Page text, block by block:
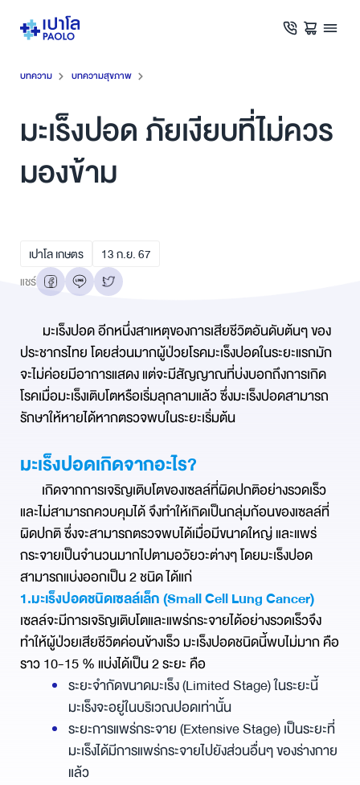
บทความ บทความสุขภาพ
มะเร็งปอด ภัยเงียบที่ไม่ควร
มองข้าม
เปาโล เกษตร 13ก.ย.67
แชร์
มะเร็งปอด อีกหนึ่งสาเหตุของการเสียชีวิตอันดับต้นๆ ของ
ประชากรไทย โดยส่วนมากผู้ป่วยโรคมะเร็งปอดในระยะแรกมัก
จะไม่ค่อยมีอาการแสดง แต่จะมีสัญญาณที่บ่งบอกถึงการเกิด
โรคเมื่อมะเร็งเติบโตหรือเริ่มลุกลามแล้ว ซึ่งมะเร็งปอดสามารถ
รักษาให้หายได้หากตรวจพบในระยะเริ่มต้น
มะเร็งปอดเกิดจากอะไร?
เกิดจากการเจริญเติบโตของเซลล์ที่ผิดปกติอย่างรวดเร็ว
และไม่สามารถควบคุมได้ จึงทำให้เกิดเป็นกลุ่มก้อนของเซลล์ที่
ผิดปกติ ซึ่งจะสามารถตรวจพบได้เมื่อมีขนาดใหญ่ และแพร่
กระจายเป็นจำนวนมากไปตามอวัยวะต่างๆโดยมะเร็งปอด
สามารถแบ่งออกเป็น 2 ชนิด ได้แก่
1.มะเร็งปอดชนิดเซลล์เล็ก (Small Cell Lung Cancer)
เซลล์จะมีการเจริญเติบโตและแพร่กระจายได้อย่างรวดเร็วจึง
ทำให้ผู้ป่วยเสียชีวิตค่อนข้างเร็ว มะเร็งปอดชนิดนี้พบไม่มาก คือ
ราว 10-15 % แบ่งได้เป็น 2 ระยะ คือ
ระยะจำกัดขนาดมะเร็ง (Limited Stage) ในระยะนี้
มะเร็งจะอยู่ในบริเวณปอดเท่านั้น
ระยะการแพร่กระจาย (Extensive Stage) เป็นระยะที่
มะเร็งได้มีการแพร่กระจายไปยังส่วนอื่นๆ ของร่างกาย
แล้ว